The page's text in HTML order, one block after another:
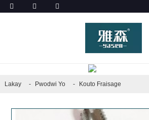
PWODWI YO
Lakay Pwodwi Yo Kouto Fraisage